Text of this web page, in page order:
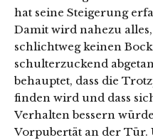
hat seine Steigerung
Damit wird nahezu
schlichtweg keinen
schulterzuckend
behauptet, dass die
finden wird und dass
Verhalten bessern
Vorpubertät an der